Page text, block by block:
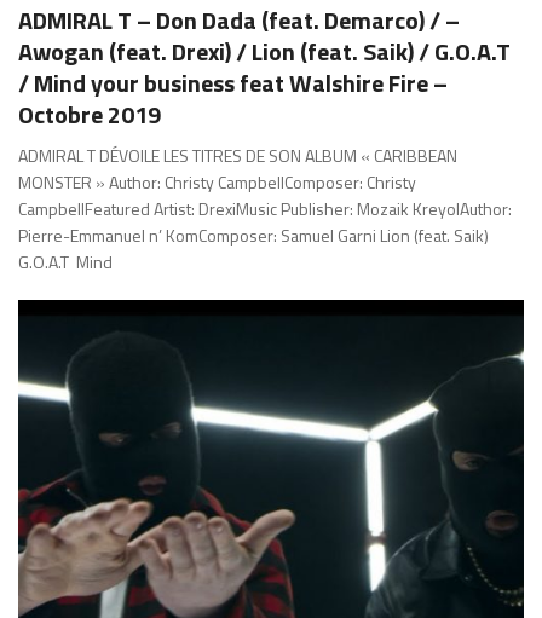
ADMIRAL T – Don Dada (feat. Demarco) / –
Awogan (feat. Drexi) / Lion (feat. Saik) / G.O.A.T
/ Mind your business feat Walshire Fire –
Octobre 2019
ADMIRAL T DÉVOILE LES TITRES DE SON ALBUM « CARIBBEAN
MONSTER » Author: Christy CampbellComposer: Christy
CampbellFeatured Artist: DrexiMusic Publisher: Mozaik KreyolAuthor:
Pierre-Emmanuel n’ KomComposer: Samuel Garni Lion (feat. Saik)
G.O.A.T Mind